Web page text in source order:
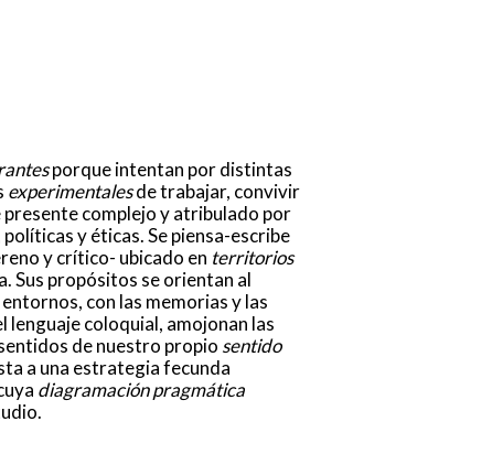
porque intentan por distintas
experimentalesde trabajar, convivir
complejo y atribulado por
y éticas. Se piensa-escribe
y crítico- ubicado en territorios
Sus propósitos se orientan al
con las memorias y las
coloquial, amojonan las
de nuestro propio sentido
a una estrategia fecunda
diagramación pragmática